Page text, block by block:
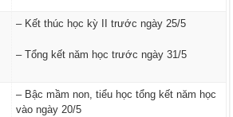
– Kết thúc học kỳ II trước ngày 25/5
– Tổng kết năm học trước ngày 31/5
– Bậc mầm non, tiểu học tổng kết năm học
vào ngày 20/5